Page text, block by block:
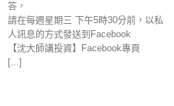
答，
請在每週星期三 下午5時30分前，以私
人訊息的方式發送到Facebook
【沈大師講投資】Facebook專頁
[...]